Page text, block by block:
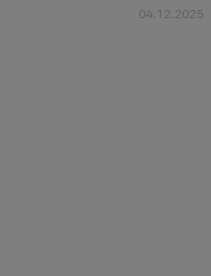
04.12.2025